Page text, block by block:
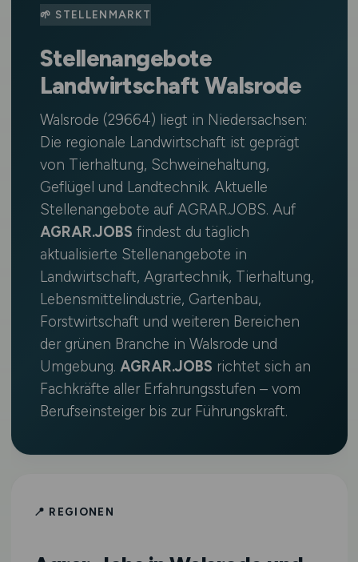
🌱 STELLENMARKT
Stellenangebote
Landwirtschaft Walsrode
Walsrode (29664) liegt in Niedersachsen:
Die regionale Landwirtschaft ist geprägt
von Tierhaltung, Schweinehaltung,
Geflügel und Landtechnik. Aktuelle
Stellenangebote auf AGRAR.JOBS. Auf
AGRAR.JOBS findest du täglich
aktualisierte Stellenangebote in
Landwirtschaft, Agrartechnik, Tierhaltung,
Lebensmittelindustrie, Gartenbau,
Forstwirtschaft und weiteren Bereichen
der grünen Branche in Walsrode und
Umgebung. AGRAR.JOBS richtet sich an
Fachkräfte aller Erfahrungsstufen – vom
Berufseinsteiger bis zur Führungskraft.
📍 REGIONEN